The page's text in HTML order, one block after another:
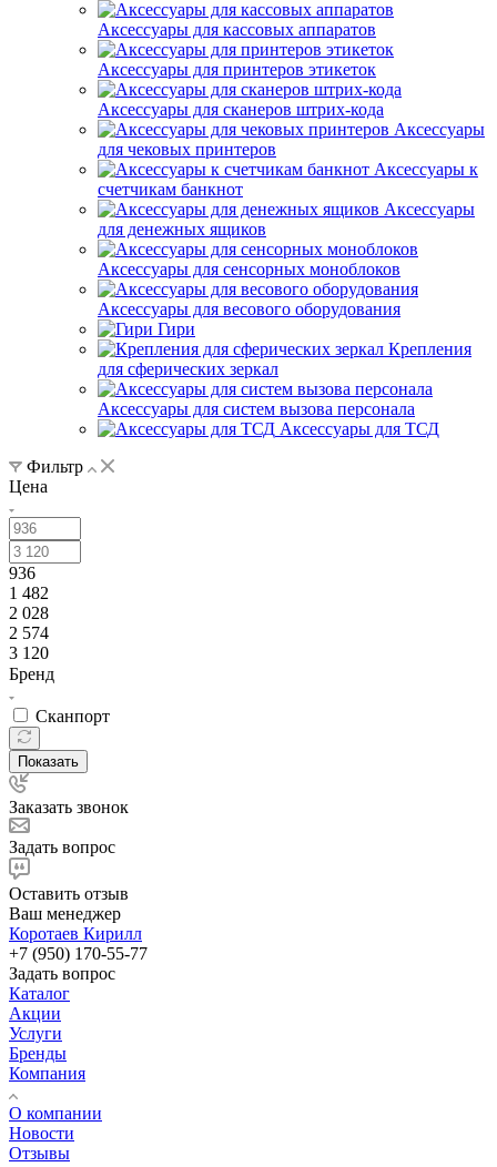
Аксессуары для кассовых аппаратов
Аксессуары для принтеров этикеток
Аксессуары для сканеров штрих-кода
Аксессуары
для чековых принтеров
Аксессуары к
счетчикам банкнот
Аксессуары
для денежных ящиков
Аксессуары для сенсорных моноблоков
Аксессуары для весового оборудования
Гири
Крепления
для сферических зеркал
Аксессуары для систем вызова персонала
Аксессуары для ТСД
Фильтр
Цена
936
1 482
2 028
2 574
3 120
Бренд
Сканпорт
Показать
Заказать звонок
Задать вопрос
Оставить отзыв
Ваш менеджер
Коротаев Кирилл
+7 (950) 170-55-77
Задать вопрос
Каталог
Акции
Услуги
Бренды
Компания
О компании
Новости
Отзывы